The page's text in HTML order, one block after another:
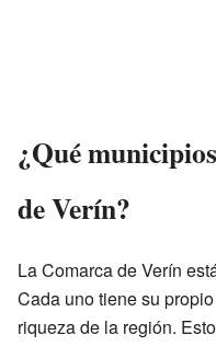
¿Qué
de Verín?
La Comarca de Verín
Cada uno tiene su
riqueza de la región.